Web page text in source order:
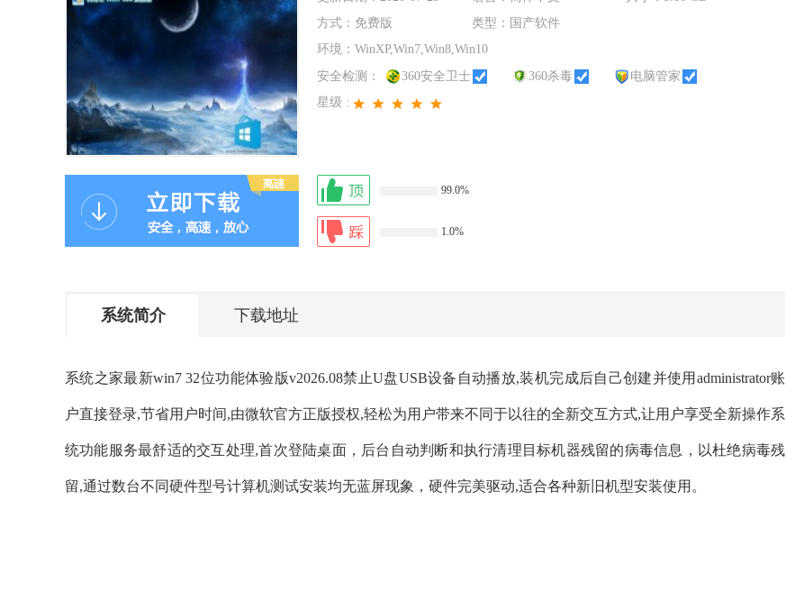
方式： 免费版 类型： 国产软件
环境： WinXP,Win7,Win8,Win10
安全检测：
360安全卫士 360杀毒
电脑管家
星级 :
99.0%
1.0%
系统简介 下载地址
系统之家最新win7 32位功能体验版v2026.08禁止U盘USB设备自动播放,装机完成后自己创建并使用administrator账
户直接登录,节省用户时间,由微软官方正版授权,轻松为用户带来不同于以往的全新交互方式,让用户享受全新操作系
统功能服务最舒适的交互处理,首次登陆桌面，后台自动判断和执行清理目标机器残留的病毒信息，以杜绝病毒残
留,通过数台不同硬件型号计算机测试安装均无蓝屏现象，硬件完美驱动,适合各种新旧机型安装使用。